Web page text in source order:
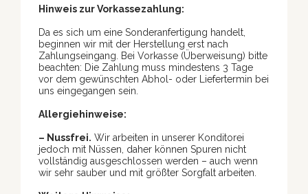
Hinweis zur Vorkassezahlung:
Da es sich um eine Sonderanfertigung handelt,
beginnen wir mit der Herstellung erst nach
Zahlungseingang. Bei Vorkasse (Überweisung) bitte
beachten: Die Zahlung muss mindestens 3 Tage
vor dem gewünschten Abhol- oder Liefertermin bei
uns eingegangen sein.
Allergiehinweise:
– Nussfrei. Wir arbeiten in unserer Konditorei
jedoch mit Nüssen, daher können Spuren nicht
vollständig ausgeschlossen werden – auch wenn
wir sehr sauber und mit größter Sorgfalt arbeiten.